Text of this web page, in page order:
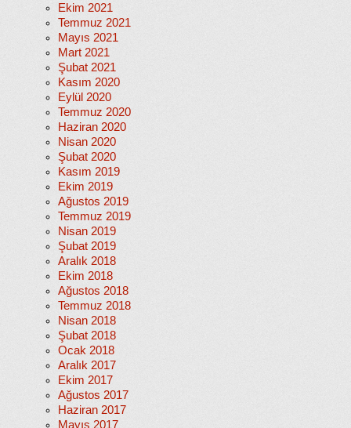
Ekim 2021
Temmuz 2021
Mayıs 2021
Mart 2021
Şubat 2021
Kasım 2020
Eylül 2020
Temmuz 2020
Haziran 2020
Nisan 2020
Şubat 2020
Kasım 2019
Ekim 2019
Ağustos 2019
Temmuz 2019
Nisan 2019
Şubat 2019
Aralık 2018
Ekim 2018
Ağustos 2018
Temmuz 2018
Nisan 2018
Şubat 2018
Ocak 2018
Aralık 2017
Ekim 2017
Ağustos 2017
Haziran 2017
Mayıs 2017